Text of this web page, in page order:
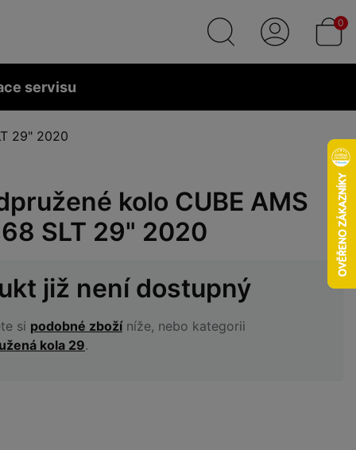
0
servisu
29" 2020
kolo CUBE AMS
SLT 29" 2020
již není dostupný
si podobné zbožíníže, nebo kategorii
kola 29.